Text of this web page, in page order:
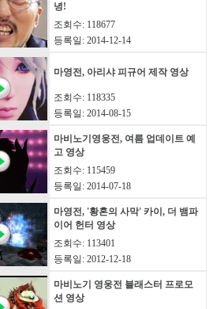
녕!
조회수: 118677
등록일: 2014-12-14
마영전, 아리샤 피규어 제작 영상
조회수: 118335
등록일: 2014-08-15
마비노기영웅전, 여름 업데이트 예
고 영상
조회수: 115459
등록일: 2014-07-18
마영전, '황혼의 사막' 카이, 더 뱀파
이어 헌터 영상
조회수: 113401
등록일: 2012-12-18
마비노기 영웅전 블래스터 프로모
션 영상